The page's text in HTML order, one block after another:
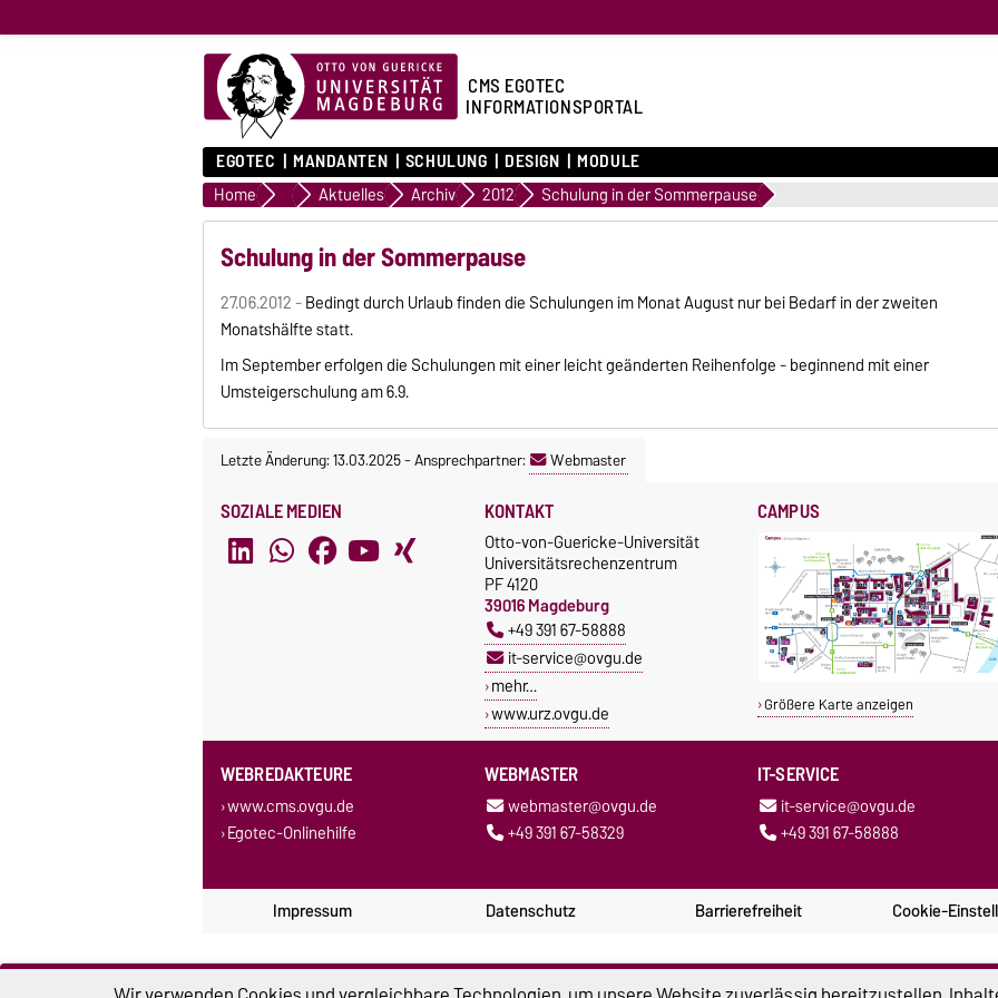
CMS EGOTEC
INFORMATIONSPORTAL
EGOTEC MANDANTEN SCHULUNG DESIGN MODULE
Home homeAktuelles Archiv 2012 Schulung in der Sommerpause
Schulung in der Sommerpause
27.06.2012 -Bedingt durch Urlaub finden die Schulungen im Monat August nur bei Bedarf in der zweiten
Monatshälfte statt.
Im September erfolgen die Schulungen mit einer leicht geänderten Reihenfolge - beginnend mit einer
Umsteigerschulung am 6.9.
Letzte Änderung: 13.03.2025-Ansprechpartner: Webmaster
SOZIALE MEDIEN KONTAKT
Otto-von-Guericke-Universität
Universitätsrechenzentrum
PF 4120
39016 Magdeburg
+49 391 67-58888
it-service@ovgu.de
mehr…
www.urz.ovgu.de
CAMPUS
Größere Karte anzeigen
WEBREDAKTEURE
www.cms.ovgu.de
Egotec-Onlinehilfe
WEBMASTER
webmaster@ovgu.de
+49 391 67-58329
IT-SERVICE
it-service@ovgu.de
+49 391 67-58888
Impressum Datenschutz Barrierefreiheit Cookie-